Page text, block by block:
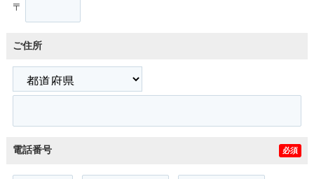
〒
ご住所
電話番号 必須